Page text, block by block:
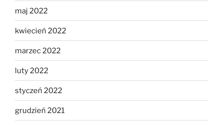
maj 2022
kwiecień 2022
marzec 2022
luty 2022
styczeń 2022
grudzień 2021